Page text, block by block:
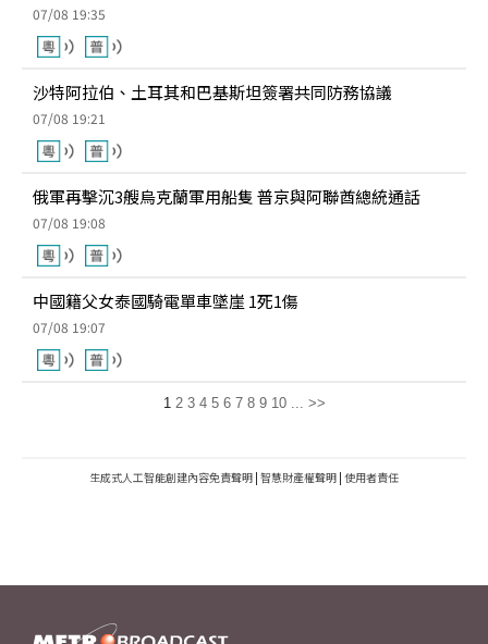
07/08 19:35
沙特阿拉伯、土耳其和巴基斯坦簽署共同防務協議
07/08 19:21
俄軍再擊沉3艘烏克蘭軍用船隻 普京與阿聯酋總統通話
07/08 19:08
中國籍父女泰國騎電單車墜崖 1死1傷
07/08 19:07
1 2 3 4 5 6 7 8 9 10 ... >>
生成式人工智能創建內容免責聲明 | 智慧財產權聲明 | 使用者責任